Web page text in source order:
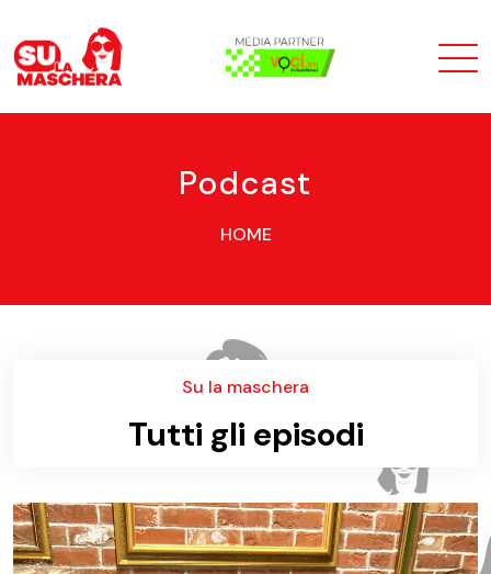
Podcast
HOME
Su la maschera
Tutti gli episodi